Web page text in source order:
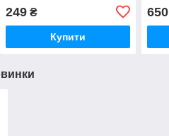
“POLYROLE SHINE”
249₴
Купити
650